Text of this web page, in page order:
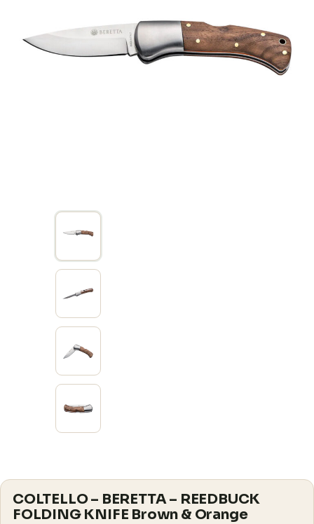
COLTELLO – BERETTA – REEDBUCK
FOLDING KNIFE Brown & Orange